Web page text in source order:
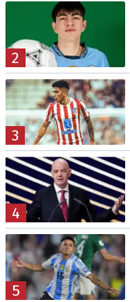
2
3
4
5